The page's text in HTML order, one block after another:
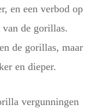
en een verbod op
de gorillas.
de gorillas, maar
en dieper.
vergunningen